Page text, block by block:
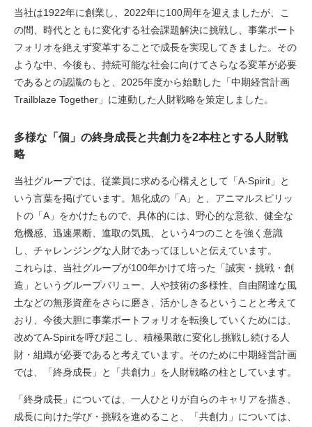
当社は1922年に創業し、2022年に100周年を迎えましたが、こ
の間、時代とともに変化する社会課題解決に挑戦し、事業ポート
フォリオを絶えず変革することで成長を実現してきました。その
ような中、今後も、持続可能な社会に向けてさらなる変革が必要
であるとの認識のもと、2025年度から始動した「中期経営計画
Trailblaze Together」に連動した人財戦略を策定しました。
多様な「個」の終身成長と共創力を2本柱とする人財戦
略
当社グループでは、従業員に求める⼼構えとして「A-Spirit」と
いう⾔葉を掲げています。旭化成の「A」と、アニマルスピリッ
トの「A」をかけたもので、具体的には、野⼼的な意欲、健全な
危機感、迅速果断、進取の気風、という4つのことを強く意識
し、チャレンジングな人財であってほしいと伝えています。
これらは、当社グループが100年かけて培った「誠実・挑戦・創
造」というグループバリュー、人や技術の多様性、⾃由闊達な風
土などの無形資産をさらに磨き、活かしきるということと考えて
おり、今後大胆に事業ポートフォリオを転換していくためには、
改めてA-Spiritを呼び起こし、積極果敢に変化し挑戦し続ける人
財・組織が必要であると考えています。そのために中期経営計画
では、「終身成長」と「共創力」を人財戦略の柱としています。
「終身成長」については、一人ひとりが自らのキャリアを描き、
成長に向けた学び・挑戦を進めること、「共創力」については、